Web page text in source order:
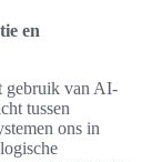
en
gebruik van AI-
tussen
ons in